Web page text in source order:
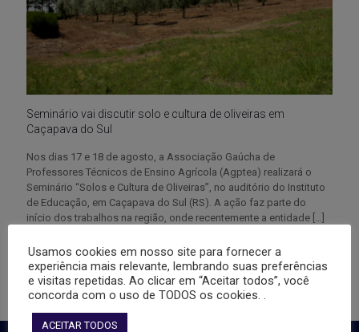
Seminário vai discutir solo e cultura de oliveiras em
Caçapava do Sul
Nos dias 17 e 18 de agosto, a Associação Gaúcha de
Professores Técnicos de Ensino Agrícola (Agptea) realizará o
Seminário “Solos e Cultura de Oliveiras”, no auditório do Instituto
de Educação, em Caçapava do Sul (RS). A ação faz parte do
início dos trabalhos na região, onde recentemente a entidade […]
2 0 Leia mais
Usamos cookies em nosso site para fornecer a
experiência mais relevante, lembrando suas preferências
e visitas repetidas. Ao clicar em “Aceitar todos”, você
concorda com o uso de TODOS os cookies. .
ACEITAR TODOS